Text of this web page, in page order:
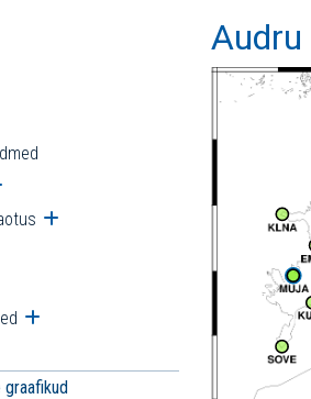
alammenüü
alammenüü
Ava alammenüü
alammenüü
Ava alammenüü
graafikud